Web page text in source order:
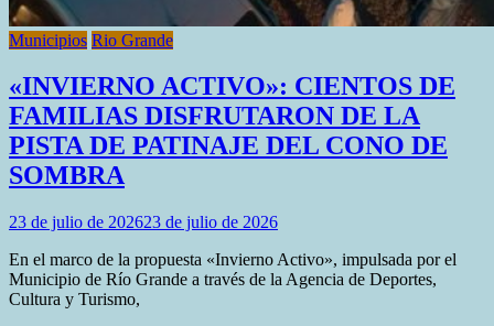
Municipios Rio Grande
«INVIERNO ACTIVO»: CIENTOS DE
FAMILIAS DISFRUTARON DE LA
PISTA DE PATINAJE DEL CONO DE
SOMBRA
23 de julio de 202623 de julio de 2026
En el marco de la propuesta «Invierno Activo», impulsada por el
Municipio de Río Grande a través de la Agencia de Deportes,
Cultura y Turismo,